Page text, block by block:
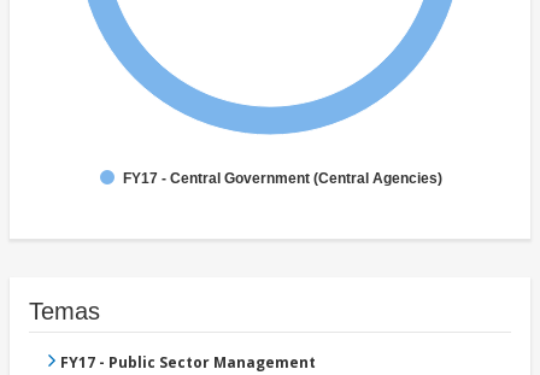
FY17 - Central Government (Central Agencies)
Temas
FY17 - Public Sector Management